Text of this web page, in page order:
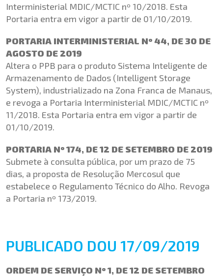
Interministerial MDIC/MCTIC nº 10/2018. Esta
Portaria entra em vigor a partir de 01/10/2019.
PORTARIA INTERMINISTERIAL Nº 44, DE 30 DE
AGOSTO DE 2019
Altera o PPB para o produto Sistema Inteligente de
Armazenamento de Dados (Intelligent Storage
System), industrializado na Zona Franca de Manaus,
e revoga a Portaria Interministerial MDIC/MCTIC nº
11/2018. Esta Portaria entra em vigor a partir de
01/10/2019.
PORTARIA Nº 174, DE 12 DE SETEMBRO DE 2019
Submete à consulta pública, por um prazo de 75
dias, a proposta de Resolução Mercosul que
estabelece o Regulamento Técnico do Alho. Revoga
a Portaria nº 173/2019.
PUBLICADO DOU 17/09/2019
ORDEM DE SERVIÇO Nº 1, DE 12 DE SETEMBRO